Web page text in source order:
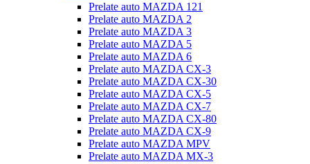
Prelate auto MAZDA 121
Prelate auto MAZDA 2
Prelate auto MAZDA 3
Prelate auto MAZDA 5
Prelate auto MAZDA 6
Prelate auto MAZDA CX-3
Prelate auto MAZDA CX-30
Prelate auto MAZDA CX-5
Prelate auto MAZDA CX-7
Prelate auto MAZDA CX-80
Prelate auto MAZDA CX-9
Prelate auto MAZDA MPV
Prelate auto MAZDA MX-3